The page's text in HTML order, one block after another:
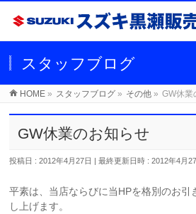
スタッフブログ
HOME » スタッフブログ » その他 » GW休業
GW休業のお知らせ
投稿日 : 2012年4月27日 最終更新日時 : 2012年4月
平素は、当店ならびに当HPを格別のお引
し上げます。